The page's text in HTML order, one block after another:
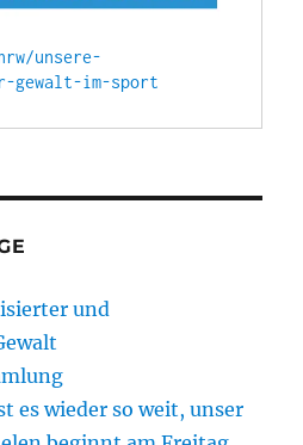
unsere-
gewalt-im-sport
und
es wieder so weit, unser